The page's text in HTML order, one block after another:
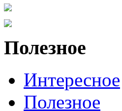
Полезное
Интересное
Полезное